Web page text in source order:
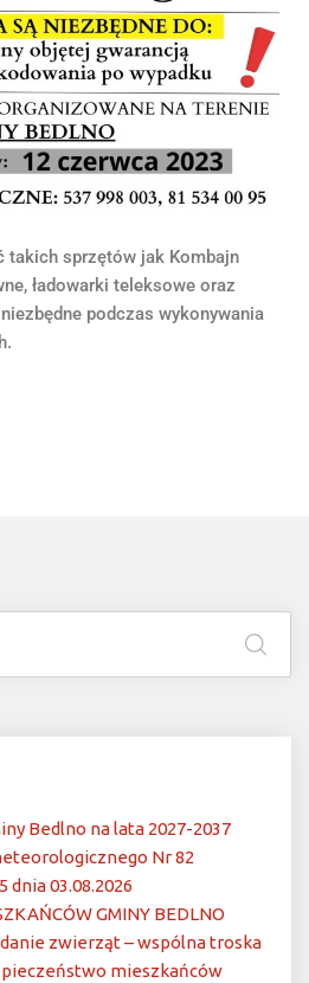
takich sprzętów jak Kombajn
ładowarki teleksowe oraz
podczas wykonywania
Bedlno na lata 2027-2037
Nr 82
dnia 03.08.2026
GMINY BEDLNO
zwierząt – wspólna troska
mieszkańców